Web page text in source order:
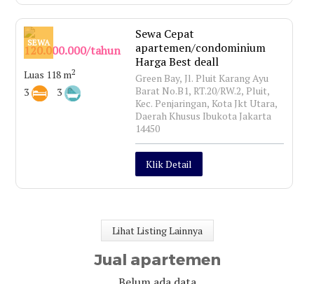
SEWA
120.000.000/tahun
Luas 118 m2
3 3
Sewa Cepat
apartemen/condominium
Harga Best deall
Green Bay, Jl. Pluit Karang Ayu
Barat No.B1, RT.20/RW.2, Pluit,
Kec. Penjaringan, Kota Jkt Utara,
Daerah Khusus Ibukota Jakarta
14450
Klik Detail
Lihat Listing Lainnya
Jual apartemen